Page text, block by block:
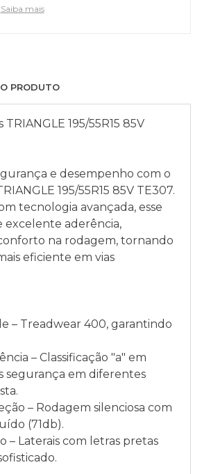
Saiba mais
PRODUTO
195/55R15 85V
e desempenho com o
195/55R15 85V TE307.
tecnologia avançada, esse
excelente aderência,
na rodagem, tornando
eficiente em vias
– Treadwear 400, garantindo
– Classificação "a" em
segurança em diferentes
– Rodagem silenciosa com
(71db).
– Laterais com letras pretas